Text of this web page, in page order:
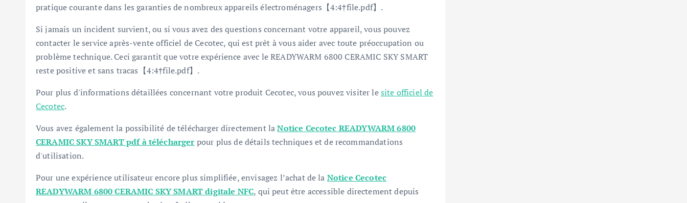
pratique courante dans les garanties de nombreux appareils électroménagers【4:4†file.pdf】.
Si jamais un incident survient, ou si vous avez des questions concernant votre appareil, vous pouvez
contacter le service après-vente officiel de Cecotec, qui est prêt à vous aider avec toute préoccupation ou
problème technique. Ceci garantit que votre expérience avec le READYWARM 6800 CERAMIC SKY SMART
reste positive et sans tracas【4:4†file.pdf】.
Pour plus d'informations détaillées concernant votre produit Cecotec, vous pouvez visiter lesite officiel de
Cecotec.
Vous avez également la possibilité de télécharger directement laNotice Cecotec READYWARM 6800
CERAMIC SKY SMART pdf à télécharger pour plus de détails techniques et de recommandations
d'utilisation.
Pour une expérience utilisateur encore plus simplifiée, envisagez l’achat de la Notice Cecotec
READYWARM 6800 CERAMIC SKY SMART digitale NFC, qui peut être accessible directement depuis